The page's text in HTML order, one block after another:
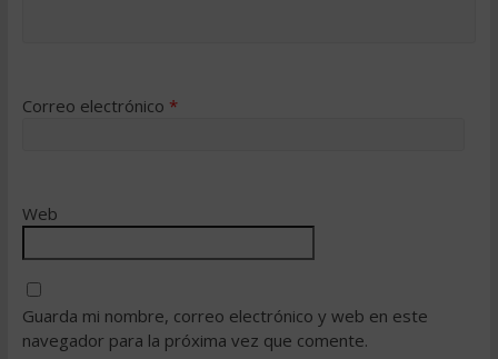
Correo electrónico *
Web
Guarda mi nombre, correo electrónico y web en este
navegador para la próxima vez que comente.